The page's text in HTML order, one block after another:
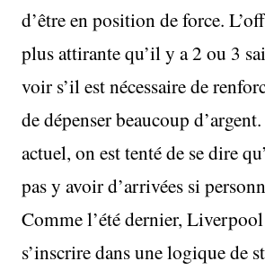
d’être en position de force.
plus attirante qu’il y a 2 ou 3
voir s’il est nécessaire de
de dépenser beaucoup
actuel, on est tenté de se dire
pas y avoir d’arrivées si
Comme l’été dernier,
s’inscrire dans une logique de